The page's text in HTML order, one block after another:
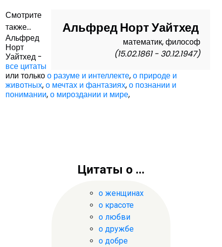
Альфред Норт Уайтхед
математик, философ
(15.02.1861 - 30.12.1947)
Смотрите
также...
Альфред
Норт
Уайтхед -
все цитаты
или толькоо разуме и интеллекте,о природе и
животных,о мечтах и фантазиях,о познании и
понимании,о мироздании и мире,
Цитаты о ...
о женщинах
о красоте
о любви
о дружбе
о добре